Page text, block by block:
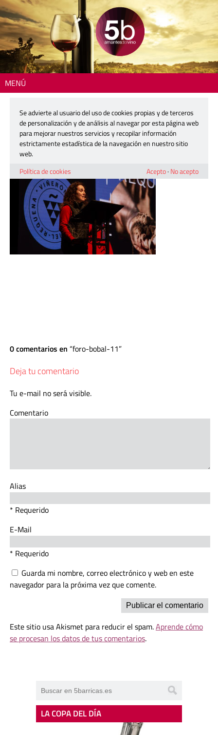
MENÚ
foro-bobal-11
3 abril, 2025
0 comentarios en foro-bobal-11
Deja tu comentario
Tu e-mail no será visible.
Comentario
Alias
* Requerido
E-Mail
* Requerido
Guarda mi nombre, correo electrónico y web en este
navegador para la próxima vez que comente.
Este sitio usa Akismet para reducir el spam.Aprende cómo
se procesan los datos de tus comentarios.
LA COPA DEL DÍA
Se advierte al usuario del uso de cookies propias y de terceros
de personalización y de análisis al navegar por esta página web
para mejorar nuestros servicios y recopilar información
estrictamente estadística de la navegación en nuestro sitio
web.
Política de cookies
Acepto· No acepto